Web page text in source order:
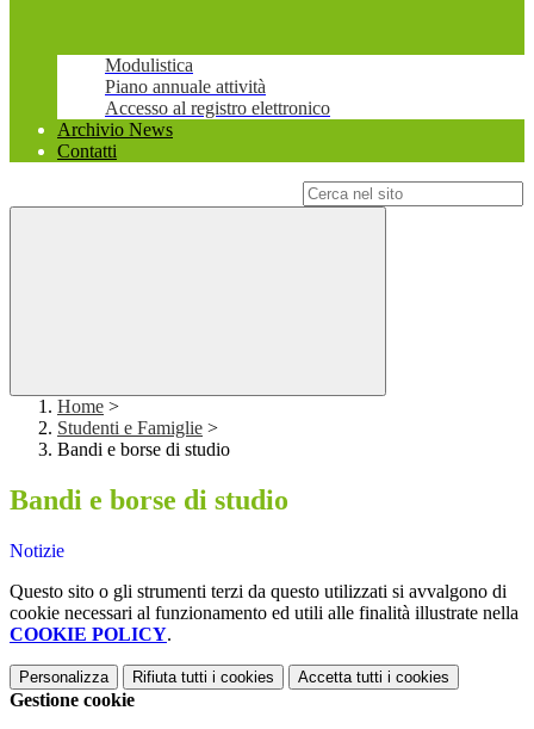
Modulistica
Piano annuale attività
Accesso al registro elettronico
Archivio News
Contatti
Home >
Studenti e Famiglie >
Bandi e borse di studio
Bandi e borse di studio
Notizie
Questo sito o gli strumenti terzi da questo utilizzati si avvalgono di
cookie necessari al funzionamento ed utili alle finalità illustrate nella
COOKIE POLICY.
Personalizza Rifiuta tutti i cookies Accetta tutti i cookies
Gestione cookie